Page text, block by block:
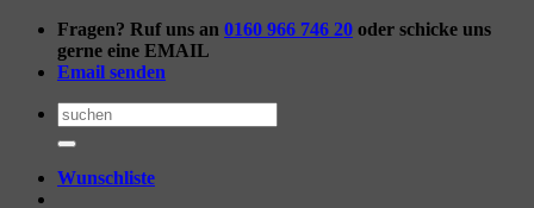
Zum
springen
Fragen? Ruf uns an 0160 966 746 20 oder schicke uns
gerne eine EMAIL
Email senden
Suchen
nach:
Wunschliste